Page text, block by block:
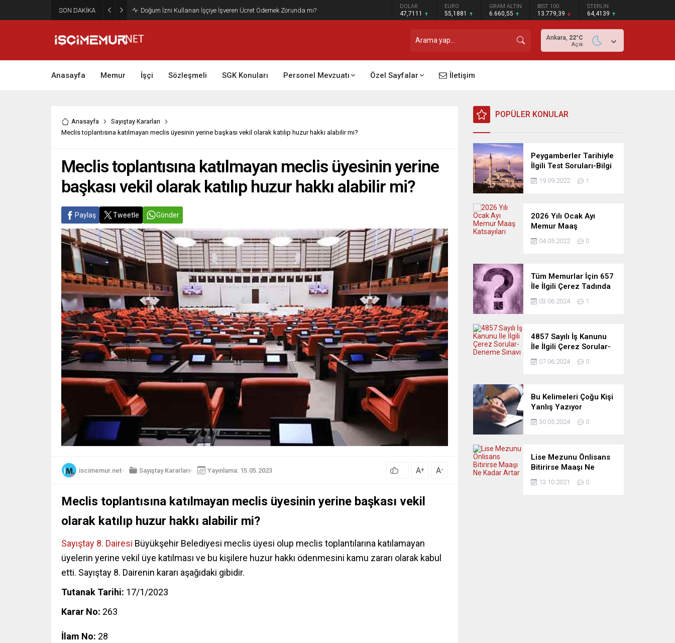
SON DAKİKA Maktu Mesai Ödemesinde Heyet Raporu Dikkate Alınır Mı? DOLAR
47,7111
EURO
55,1881
GRAM ALTIN
6.660,55
BIST 100
13.779,39
STERLİN
64,4139
Ankara, 22°C
Açık
Anasayfa Memur İşçi Sözleşmeli SGK Konuları Personel Mevzuatı Özel Sayfalar İletişim
Anasayfa
Sayıştay Kararları
Meclis toplantısına katılmayan meclis üyesinin yerine başkası vekil olarak katılıp huzur hakkı alabilir mi?
Meclis toplantısına katılmayan meclis üyesinin yerine
başkası vekil olarak katılıp huzur hakkı alabilir mi?
Paylaş Tweetle Gönder
iscimemur.net Sayıştay Kararları Yayınlama: 15.05.2023 A+ A-
Meclis toplantısına katılmayan meclis üyesinin yerine başkası vekil
olarak katılıp huzur hakkı alabilir mi?
Sayıştay 8. Dairesi Büyükşehir Belediyesi meclis üyesi olup meclis toplantılarına katılamayan
üyelerin yerine vekil üye katılması ve bu kişilere huzur hakkı ödenmesini kamu zararı olarak kabul
etti. Sayıştay 8. Dairenin kararı aşağıdaki gibidir.
Tutanak Tarihi: 17/1/2023
Karar No: 263
İlam No: 28
POPÜLER KONULAR
Peygamberler Tarihiyle
İlgili Test Soruları-Bilgi
Yarışması
19.09.2022 1
2026 Yılı Ocak Ayı
Memur Maaş
Katsayıları
04.05.2022 0
Tüm Memurlar İçin 657
İle İlgili Çerez Tadında
Deneme Sınavı
03.06.2024 1
4857 Sayılı İş Kanunu
İle İlgili Çerez Sorular-
Deneme Sınavı
07.06.2024 0
Bu Kelimeleri Çoğu Kişi
Yanlış Yazıyor
30.05.2024 0
Lise Mezunu Önlisans
Bitirirse Maaşı Ne
Kadar Artar
13.10.2021 0